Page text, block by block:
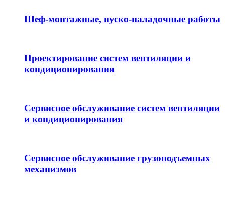
Шеф-монтажные, пуско-наладочные работы
Проектирование систем вентиляции и
кондиционирования
Сервисное обслуживание систем вентиляции
и кондиционирования
Сервисное обслуживание грузоподъемных
механизмов